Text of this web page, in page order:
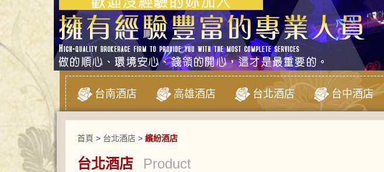
台南酒店 高雄酒店 台北酒店 台中酒店
首頁 > 台北酒店 > 繽紛酒店
台北酒店 Product